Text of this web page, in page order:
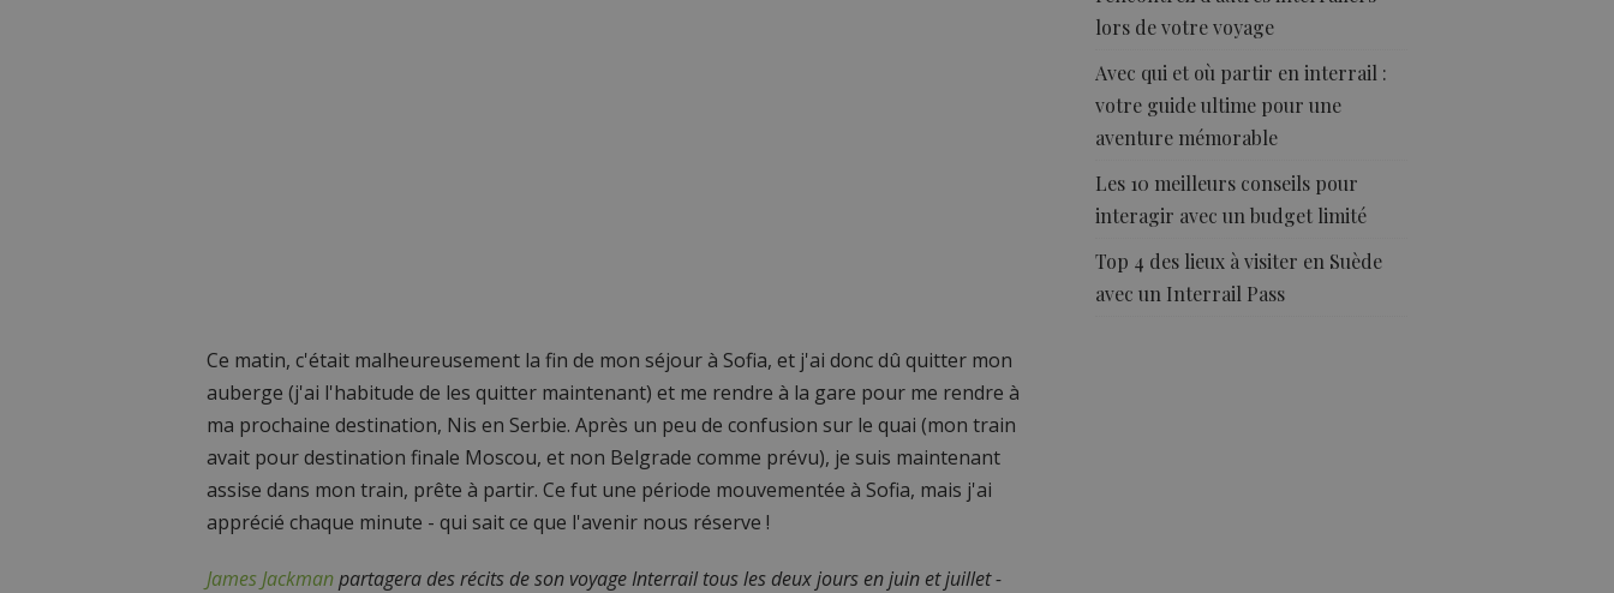
Ce matin, c'était malheureusement la fin de mon séjour à Sofia, et j'ai donc dû quitter mon
auberge (j'ai l'habitude de les quitter maintenant) et me rendre à la gare pour me rendre à
ma prochaine destination, Nis en Serbie. Après un peu de confusion sur le quai (mon train
avait pour destination finale Moscou, et non Belgrade comme prévu), je suis maintenant
assise dans mon train, prête à partir. Ce fut une période mouvementée à Sofia, mais j'ai
apprécié chaque minute - qui sait ce que l'avenir nous réserve !
James Jackmanpartagera des récits de son voyage Interrail tous les deux jours en juin et juillet -
lors de votre voyage
Avec qui et où partir en interrail :
votre guide ultime pour une
aventure mémorable
Les 10 meilleurs conseils pour
interagir avec un budget limité
Top 4 des lieux à visiter en Suède
avec un Interrail Pass